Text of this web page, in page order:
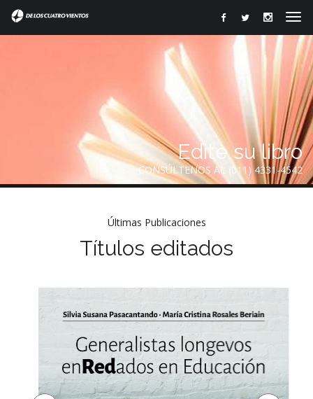
Edite su libro
CONSÚLTENOS AL (011) 4331-4542
Últimas Publicaciones
Títulos editados